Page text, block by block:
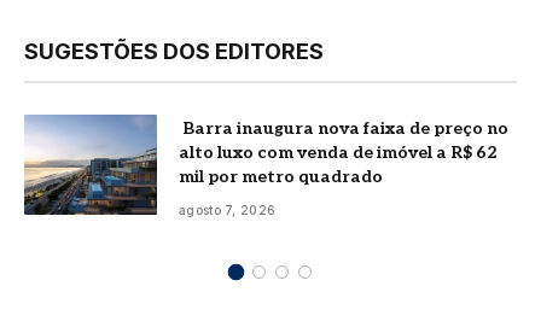
SUGESTÕES DOS EDITORES
Barra inaugura nova faixa de preço no
alto luxo com venda de imóvel a R$ 62
mil por metro quadrado
agosto 7, 2026